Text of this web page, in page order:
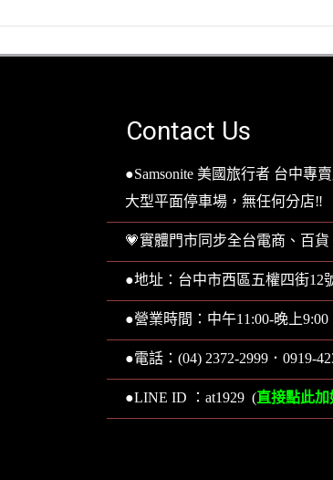
Contact Us
●Samsonite 美國旅行者 台中專
大型平面停車場，無任何分店‼️
💗實體門市同步全台電商、百
●地址：台中市西區五權四街12
●營業時間：中午11:00-晚上
●電話：(04) 2372-2999．0919-
●LINE ID ：at1929 (直接點此